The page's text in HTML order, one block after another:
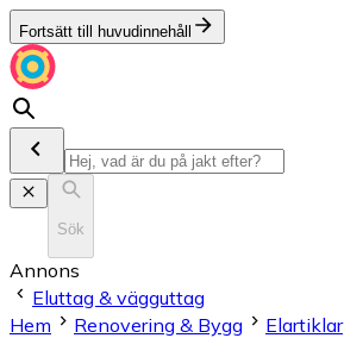
Fortsätt till huvudinnehåll
Sök
Annons
Eluttag & vägguttag
Hem
Renovering & Bygg Elartiklar